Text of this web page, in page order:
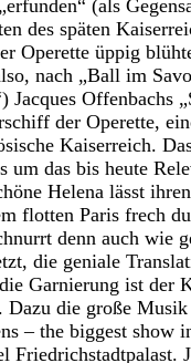
(als
des späten
Operette üppig
nach „Ball im
Jacques Offenbachs
der Operette,
Kaiserreich.
um das bis heute
Helena lässt
flotten Paris frech
denn auch wie
die geniale
Garnierung ist der
Dazu die große
– the biggest show
Friedrichstadtpalast.